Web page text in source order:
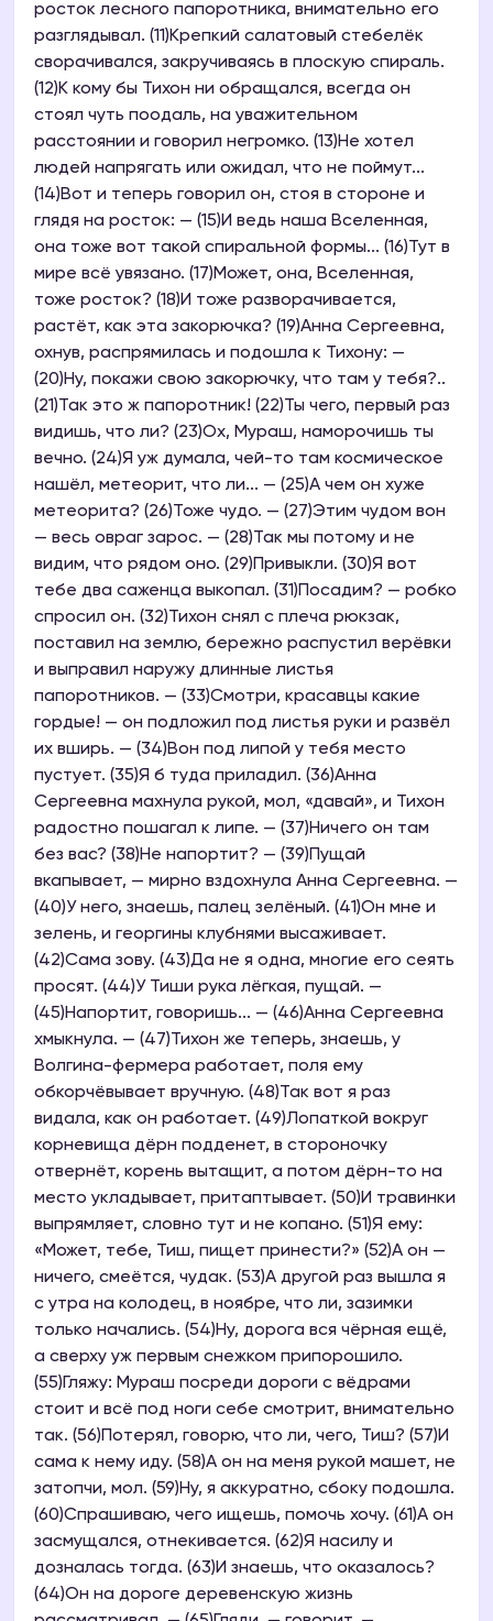
росток лесного папоротника, внимательно его
разглядывал. (11)Крепкий салатовый стебелёк
сворачивался, закручиваясь в плоскую спираль.
(12)К кому бы Тихон ни обращался, всегда он
стоял чуть поодаль, на уважительном
расстоянии и говорил негромко. (13)Не хотел
людей напрягать или ожидал, что не поймут...
(14)Вот и теперь говорил он, стоя в стороне и
глядя на росток: — (15)И ведь наша Вселенная,
она тоже вот такой спиральной формы... (16)Тут в
мире всё увязано. (17)Может, она, Вселенная,
тоже росток? (18)И тоже разворачивается,
растёт, как эта закорючка? (19)Анна Сергеевна,
охнув, распрямилась и подошла к Тихону: —
(20)Ну, покажи свою закорючку, что там у тебя?..
(21)Так это ж папоротник! (22)Ты чего, первый раз
видишь, что ли? (23)Ох, Мураш, наморочишь ты
вечно. (24)Я уж думала, чей-то там космическое
нашёл, метеорит, что ли... — (25)А чем он хуже
метеорита? (26)Тоже чудо. — (27)Этим чудом вон
— весь овраг зарос. — (28)Так мы потому и не
видим, что рядом оно. (29)Привыкли. (30)Я вот
тебе два саженца выкопал. (31)Посадим? — робко
спросил он. (32)Тихон снял с плеча рюкзак,
поставил на землю, бережно распустил верёвки
и выправил наружу длинные листья
папоротников. — (33)Смотри, красавцы какие
гордые! — он подложил под листья руки и развёл
их вширь. — (34)Вон под липой у тебя место
пустует. (35)Я б туда приладил. (36)Анна
Сергеевна махнула рукой, мол, «давай», и Тихон
радостно пошагал к липе. — (37)Ничего он там
без вас? (38)Не напортит? — (39)Пущай
вкапывает, — мирно вздохнула Анна Сергеевна. —
(40)У него, знаешь, палец зелёный. (41)Он мне и
зелень, и георгины клубнями высаживает.
(42)Сама зову. (43)Да не я одна, многие его сеять
просят. (44)У Тиши рука лёгкая, пущай. —
(45)Напортит, говоришь... — (46)Анна Сергеевна
хмыкнула. — (47)Тихон же теперь, знаешь, у
Волгина-фермера работает, поля ему
обкорчёвывает вручную. (48)Так вот я раз
видала, как он работает. (49)Лопаткой вокруг
корневища дёрн подденет, в стороночку
отвернёт, корень вытащит, а потом дёрн-то на
место укладывает, притаптывает. (50)И травинки
выпрямляет, словно тут и не копано. (51)Я ему:
«Может, тебе, Тиш, пищет принести?» (52)А он —
ничего, смеётся, чудак. (53)А другой раз вышла я
с утра на колодец, в ноябре, что ли, зазимки
только начались. (54)Ну, дорога вся чёрная ещё,
а сверху уж первым снежком припорошило.
(55)Гляжу: Мураш посреди дороги с вёдрами
стоит и всё под ноги себе смотрит, внимательно
так. (56)Потерял, говорю, что ли, чего, Тиш? (57)И
сама к нему иду. (58)А он на меня рукой машет, не
затопчи, мол. (59)Ну, я аккуратно, сбоку подошла.
(60)Спрашиваю, чего ищешь, помочь хочу. (61)А он
засмущался, отнекивается. (62)Я насилу и
дозналась тогда. (63)И знаешь, что оказалось?
(64)Он на дороге деревенскую жизнь